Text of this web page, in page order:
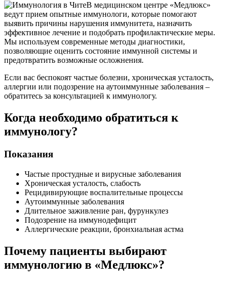
В медицинском центре «Медлюкс»
ведут прием опытные иммунологи, которые помогают
выявить причины нарушения иммунитета, назначить
эффективное лечение и подобрать профилактические меры.
Мы используем современные методы диагностики,
позволяющие оценить состояние иммунной системы и
предотвратить возможные осложнения.
Если вас беспокоят частые болезни, хроническая усталость,
аллергии или подозрение на аутоиммунные заболевания –
обратитесь за консультацией к иммунологу.
Когда необходимо обратиться к
иммунологу?
Показания
Частые простудные и вирусные заболевания
Хроническая усталость, слабость
Рецидивирующие воспалительные процессы
Аутоиммунные заболевания
Длительное заживление ран, фурункулез
Подозрение на иммунодефицит
Аллергические реакции, бронхиальная астма
Почему пациенты выбирают
иммунологию в «Медлюкс»?